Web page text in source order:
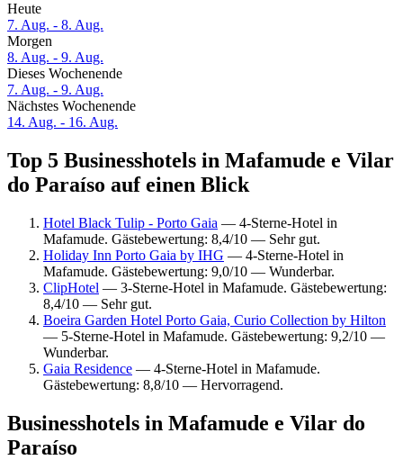
Heute
7. Aug. - 8. Aug.
Morgen
8. Aug. - 9. Aug.
Dieses Wochenende
7. Aug. - 9. Aug.
Nächstes Wochenende
14. Aug. - 16. Aug.
Top 5 Businesshotels in Mafamude e Vilar
do Paraíso auf einen Blick
Hotel Black Tulip - Porto Gaia — 4-Sterne-Hotel in
Mafamude. Gästebewertung: 8,4/10 — Sehr gut.
Holiday Inn Porto Gaia by IHG — 4-Sterne-Hotel in
Mafamude. Gästebewertung: 9,0/10 — Wunderbar.
ClipHotel — 3-Sterne-Hotel in Mafamude. Gästebewertung:
8,4/10 — Sehr gut.
Boeira Garden Hotel Porto Gaia, Curio Collection by Hilton
— 5-Sterne-Hotel in Mafamude. Gästebewertung: 9,2/10 —
Wunderbar.
Gaia Residence — 4-Sterne-Hotel in Mafamude.
Gästebewertung: 8,8/10 — Hervorragend.
Businesshotels in Mafamude e Vilar do
Paraíso